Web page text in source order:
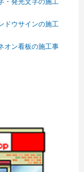
・発光文字の施工
ドウサインの施工
オン看板の施工事